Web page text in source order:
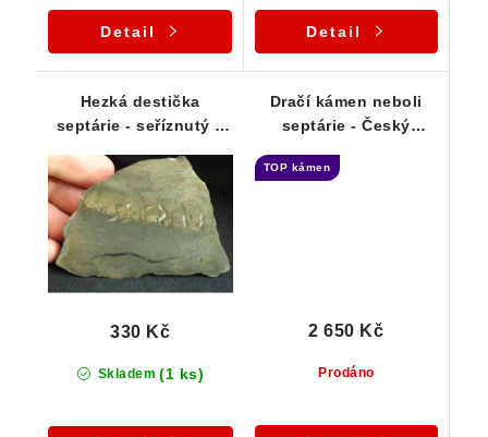
Detail Detail
Hezká destička
septárie - seříznutý a
Skladem (1 ks)
330 Kč
Dračí kámen neboli
septárie - Český
TOP kámen
Prodáno
2 650 Kč